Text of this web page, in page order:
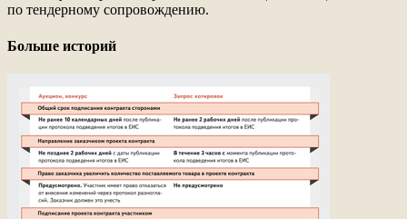
по тендерному сопровождению.
Больше историй